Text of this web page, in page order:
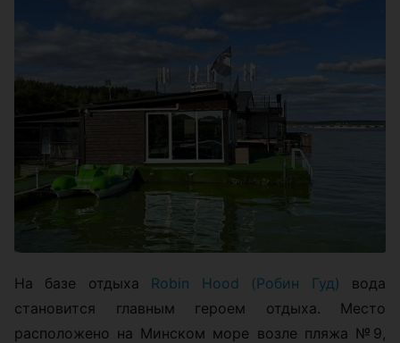
На базе отдыха Robin Hood (Робин Гуд) вода
становится главным героем отдыха. Место
расположено на Минском море возле пляжа №9,